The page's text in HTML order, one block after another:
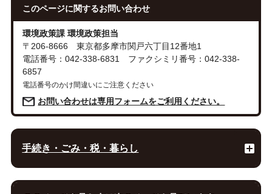
このページに関するお問い合わせ
環境政策課 環境政策担当
〒206-8666 東京都多摩市関戸六丁目12番地1
電話番号：042-338-6831 ファクシミリ番号：042-338-
6857
電話番号のかけ間違いにご注意ください
お問い合わせは専用フォームをご利用ください。
手続き・ごみ・税・暮らし